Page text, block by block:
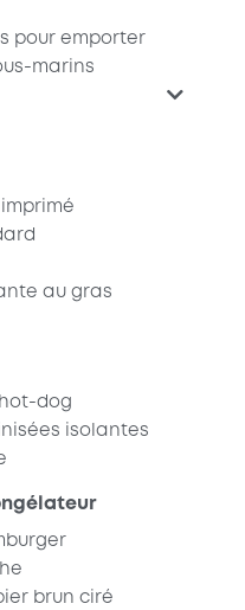
pour emporter
marins
au gras
dog
isolantes
brun ciré